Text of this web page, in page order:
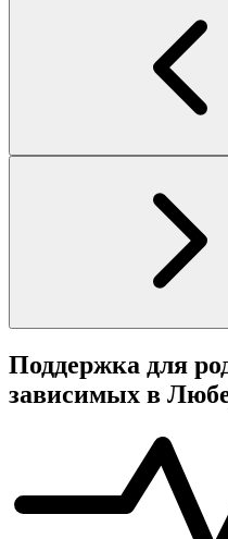
Поддержка для
зависимых в